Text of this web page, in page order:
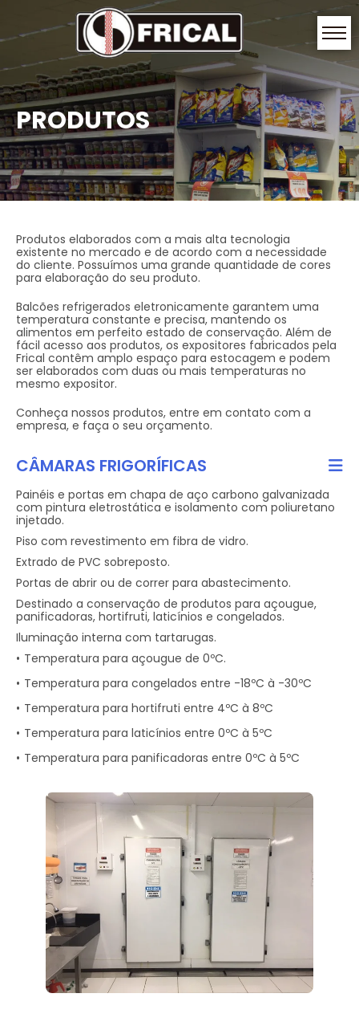
PRODUTOS
Produtos elaborados com a mais alta tecnologia
existente no mercado e de acordo com a necessidade
do cliente. Possuímos uma grande quantidade de cores
para elaboração do seu produto.
Balcões refrigerados eletronicamente garantem uma
temperatura constante e precisa, mantendo os
alimentos em perfeito estado de conservação. Além de
fácil acesso aos produtos, os expositores fabricados pela
Frical contêm amplo espaço para estocagem e podem
ser elaborados com duas ou mais temperaturas no
mesmo expositor.
Conheça nossos produtos, entre em contato com a
empresa, e faça o seu orçamento.
CÂMARAS FRIGORÍFICAS
Painéis e portas em chapa de aço carbono galvanizada
com pintura eletrostática e isolamento com poliuretano
injetado.
Piso com revestimento em fibra de vidro.
Extrado de PVC sobreposto.
Portas de abrir ou de correr para abastecimento.
Destinado a conservação de produtos para açougue,
panificadoras, hortifruti, laticínios e congelados.
Iluminação interna com tartarugas.
Temperatura para açougue de 0ºC.
Temperatura para congelados entre -18ºC à -30ºC
Temperatura para hortifruti entre 4ºC à 8ºC
Temperatura para laticínios entre 0ºC à 5ºC
Temperatura para panificadoras entre 0ºC à 5ºC